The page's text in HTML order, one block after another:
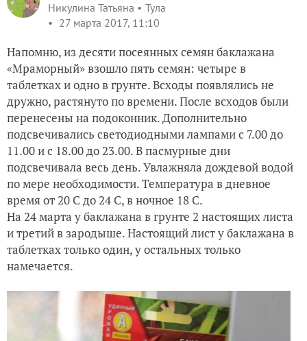
Никулина Татьяна
Тула
27 марта 2017, 11:10
Напомню, из десяти посеянных семян баклажана
«Мраморный» взошло пять семян: четыре в
таблетках и одно в грунте. Всходы появлялись не
дружно, растянуто по времени. После всходов были
перенесены на подоконник. Дополнительно
подсвечивались светодиодными лампами с 7.00 до
11.00 и с 18.00 до 23.00. В пасмурные дни
подсвечивала весь день. Увлажняла дождевой водой
по мере необходимости. Температура в дневное
время от 20 С до 24 С, в ночное 18 С.
На 24 марта у баклажана в грунте 2 настоящих листа
и третий в зародыше. Настоящий лист у баклажана в
таблетках только один, у остальных только
намечается.